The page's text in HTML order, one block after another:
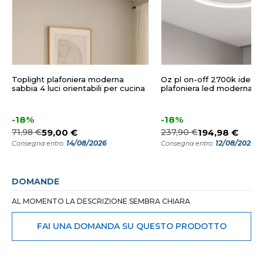
Toplight plafoniera moderna
sabbia 4 luci orientabili per cucina
-18%
71,98 €59,00 €
Consegna entro: 14/08/2026
Oz pl on-off 2700k ideal
plafoniera led moderna
-18%
237,90 €194,98 €
Consegna entro: 12/08/2026
DOMANDE
AL MOMENTO LA DESCRIZIONE SEMBRA CHIARA
FAI UNA DOMANDA SU QUESTO PRODOTTO